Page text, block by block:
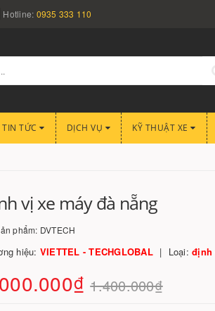
Hotline: 0935 333 110
TIN TỨC DỊCH VỤ KỸ THUẬT XE
vị xe máy đà nẵng
phẩm: DVTECH
hiệu: VIETTEL - TECHGLOBAL Loại: định
1.400.000₫